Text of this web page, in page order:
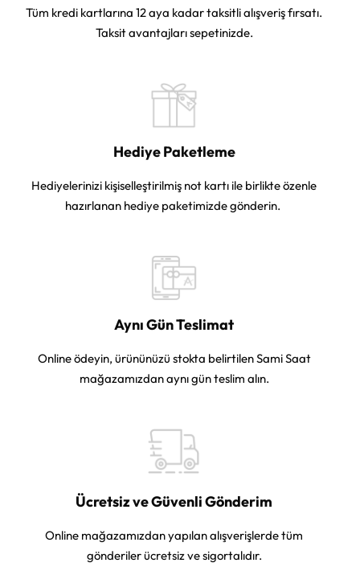
Tüm kredi kartlarına 12 aya kadar taksitli alışveriş fırsatı.
Taksit avantajları sepetinizde.
Hediye Paketleme
Hediyelerinizi kişiselleştirilmiş not kartı ile birlikte özenle
hazırlanan hediye paketimizde gönderin.
Aynı Gün Teslimat
Online ödeyin, ürününüzü stokta belirtilen Sami Saat
mağazamızdan aynı gün teslim alın.
Ücretsiz ve Güvenli Gönderim
Online mağazamızdan yapılan alışverişlerde tüm
gönderiler ücretsiz ve sigortalıdır.